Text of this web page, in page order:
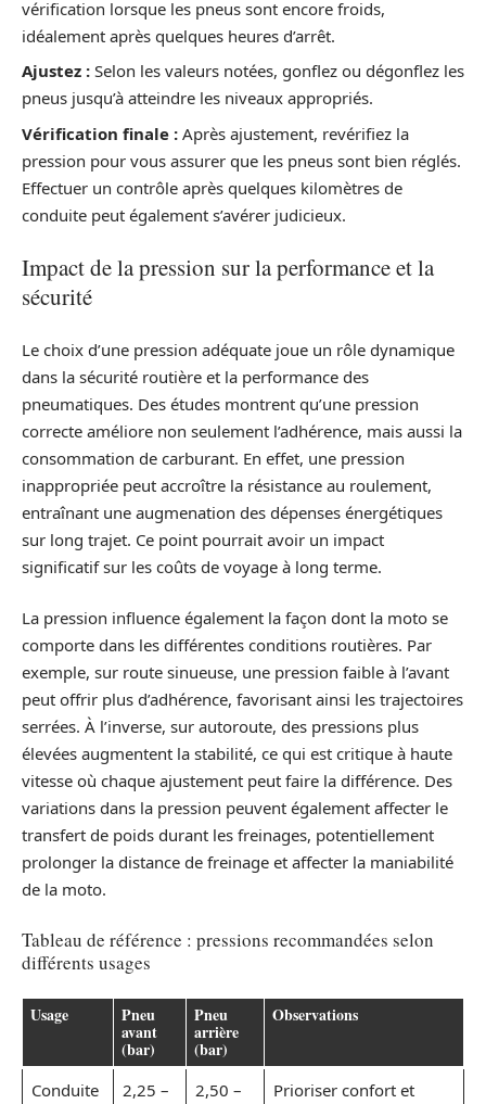
vérification lorsque les pneus sont encore froids,
idéalement après quelques heures d’arrêt.
Ajustez : Selon les valeurs notées, gonflez ou dégonflez les
pneus jusqu’à atteindre les niveaux appropriés.
Vérification finale : Après ajustement, revérifiez la
pression pour vous assurer que les pneus sont bien réglés.
Effectuer un contrôle après quelques kilomètres de
conduite peut également s’avérer judicieux.
Impact de la pression sur la performance et la
sécurité
Le choix d’une pression adéquate joue un rôle dynamique
dans la sécurité routière et la performance des
pneumatiques. Des études montrent qu’une pression
correcte améliore non seulement l’adhérence, mais aussi la
consommation de carburant. En effet, une pression
inappropriée peut accroître la résistance au roulement,
entraînant une augmenation des dépenses énergétiques
sur long trajet. Ce point pourrait avoir un impact
significatif sur les coûts de voyage à long terme.
La pression influence également la façon dont la moto se
comporte dans les différentes conditions routières. Par
exemple, sur route sinueuse, une pression faible à l’avant
peut offrir plus d’adhérence, favorisant ainsi les trajectoires
serrées. À l’inverse, sur autoroute, des pressions plus
élevées augmentent la stabilité, ce qui est critique à haute
vitesse où chaque ajustement peut faire la différence. Des
variations dans la pression peuvent également affecter le
transfert de poids durant les freinages, potentiellement
prolonger la distance de freinage et affecter la maniabilité
de la moto.
Tableau de référence : pressions recommandées selon
différents usages
Usage Pneu
avant
(bar)
Pneu
arrière
(bar)
Observations
Conduite
2,25 –
2,50 –
Prioriser confort et